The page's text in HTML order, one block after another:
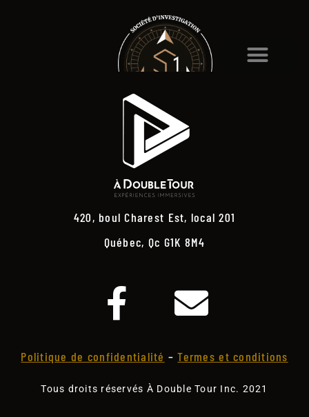
420, boul Charest Est, local 201
Québec, Qc G1K 8M4
Politique de confidentialité –Termes et conditions
Tous droits réservés À Double Tour Inc. 2021